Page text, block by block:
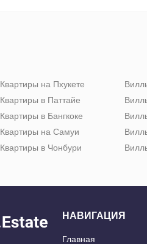
Квартиры на Пхукете
Квартиры в Паттайе
Квартиры в Бангкоке
Квартиры на Самуи
Квартиры в Чонбури
НАВИГАЦИЯ
Главная